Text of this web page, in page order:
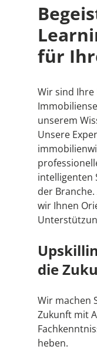
für
Wir sind
unserem
Unsere
intelligenten
der
wir Ihnen
die
Wir machen
Zukunft mit
heben.